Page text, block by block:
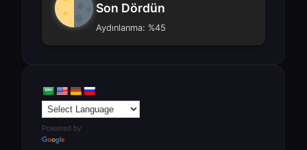
Son Dördün
Aydınlanma: %45
Powered by